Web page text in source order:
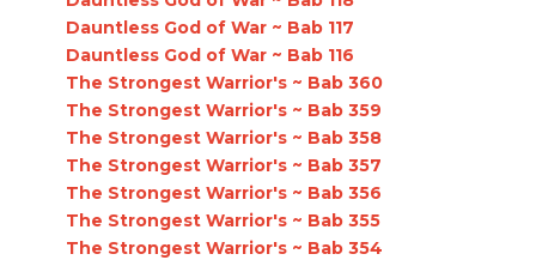
Dauntless God of War ~ Bab 117
Dauntless God of War ~ Bab 116
The Strongest Warrior's ~ Bab 360
The Strongest Warrior's ~ Bab 359
The Strongest Warrior's ~ Bab 358
The Strongest Warrior's ~ Bab 357
The Strongest Warrior's ~ Bab 356
The Strongest Warrior's ~ Bab 355
The Strongest Warrior's ~ Bab 354